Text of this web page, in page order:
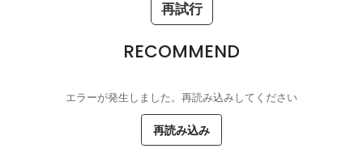
再試行
RECOMMEND
エラーが発生しました。再読み込みしてください
再読み込み